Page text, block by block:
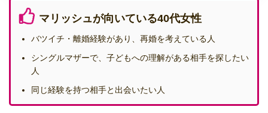
マリッシュが向いている40代女性
バツイチ・離婚経験があり、再婚を考えている人
シングルマザーで、子どもへの理解がある相手を探したい
人
同じ経験を持つ相手と出会いたい人